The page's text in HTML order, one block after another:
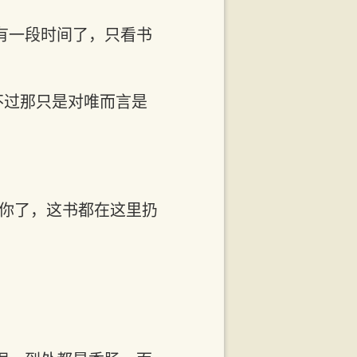
一段时间了，只看书
那只是对唯而言是
了，这书都在这里扔